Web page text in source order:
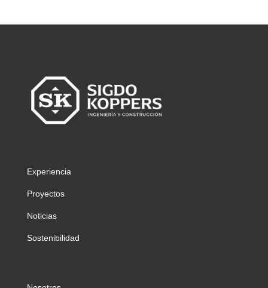
Experiencia
Proyectos
Noticias
Sostenibilidad